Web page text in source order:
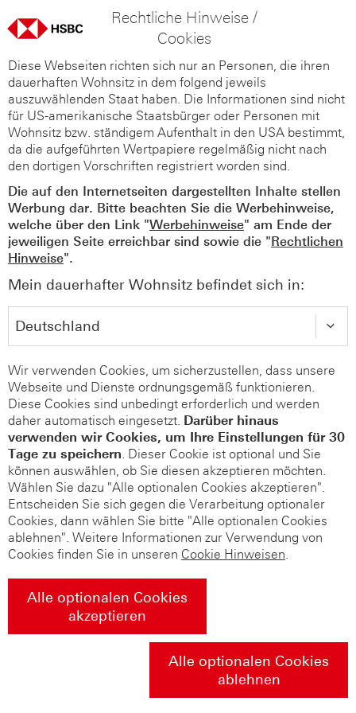
Rechtliche Hinweise /
Cookies
Diese Webseiten richten sich nur an Personen, die ihren
dauerhaften Wohnsitz in dem folgend jeweils
auszuwählenden Staat haben. Die Informationen sind nicht
für US-amerikanische Staatsbürger oder Personen mit
Wohnsitz bzw. ständigem Aufenthalt in den USA bestimmt,
da die aufgeführten Wertpapiere regelmäßig nicht nach
den dortigen Vorschriften registriert worden sind.
Die auf den Internetseiten dargestellten Inhalte stellen
Werbung dar. Bitte beachten Sie die Werbehinweise,
welche über den Link "Werbehinweise" am Ende der
jeweiligen Seite erreichbar sind sowie die "Rechtlichen
Hinweise".
Mein dauerhafter Wohnsitz befindet sich in:
Wir verwenden Cookies, um sicherzustellen, dass unsere
Webseite und Dienste ordnungsgemäß funktionieren.
Diese Cookies sind unbedingt erforderlich und werden
daher automatisch eingesetzt. Darüber hinaus
verwenden wir Cookies, um Ihre Einstellungen für 30
Tage zu speichern. Dieser Cookie ist optional und Sie
können auswählen, ob Sie diesen akzeptieren möchten.
Wählen Sie dazu "Alle optionalen Cookies akzeptieren".
Entscheiden Sie sich gegen die Verarbeitung optionaler
Cookies, dann wählen Sie bitte "Alle optionalen Cookies
ablehnen". Weitere Informationen zur Verwendung von
Cookies finden Sie in unseren Cookie Hinweisen.
Alle optionalen Cookies
akzeptieren
Alle optionalen Cookies
ablehnen